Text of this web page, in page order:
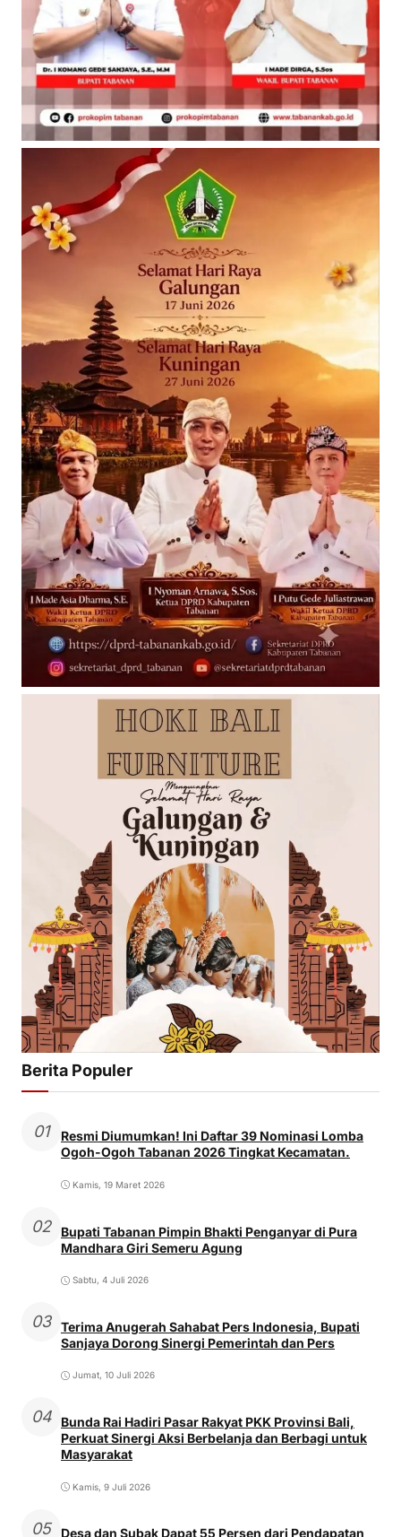
Berita Populer
01
Resmi Diumumkan! Ini Daftar 39 Nominasi Lomba
Ogoh-Ogoh Tabanan 2026 Tingkat Kecamatan.
Kamis, 19 Maret 2026
02
Bupati Tabanan Pimpin Bhakti Penganyar di Pura
Mandhara Giri Semeru Agung
Sabtu, 4 Juli 2026
03
Terima Anugerah Sahabat Pers Indonesia, Bupati
Sanjaya Dorong Sinergi Pemerintah dan Pers
Jumat, 10 Juli 2026
04
Bunda Rai Hadiri Pasar Rakyat PKK Provinsi Bali,
Perkuat Sinergi Aksi Berbelanja dan Berbagi untuk
Masyarakat
Kamis, 9 Juli 2026
05 Desa dan Subak Dapat 55 Persen dari Pendapatan